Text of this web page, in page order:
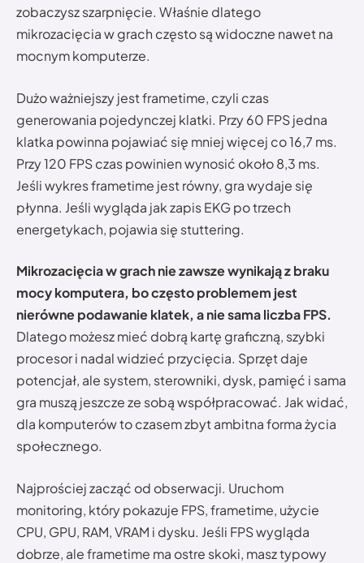
zobaczysz szarpnięcie. Właśnie dlatego
mikrozacięcia w grach często są widoczne nawet na
mocnym komputerze.
Dużo ważniejszy jest frametime, czyli czas
generowania pojedynczej klatki. Przy 60 FPS jedna
klatka powinna pojawiać się mniej więcej co 16,7 ms.
Przy 120 FPS czas powinien wynosić około 8,3 ms.
Jeśli wykres frametime jest równy, gra wydaje się
płynna. Jeśli wygląda jak zapis EKG po trzech
energetykach, pojawia się stuttering.
Mikrozacięcia w grach nie zawsze wynikają z braku
mocy komputera, bo często problemem jest
nierówne podawanie klatek, a nie sama liczba FPS.
Dlatego możesz mieć dobrą kartę graficzną, szybki
procesor i nadal widzieć przycięcia. Sprzęt daje
potencjał, ale system, sterowniki, dysk, pamięć i sama
gra muszą jeszcze ze sobą współpracować. Jak widać,
dla komputerów to czasem zbyt ambitna forma życia
społecznego.
Najprościej zacząć od obserwacji. Uruchom
monitoring, który pokazuje FPS, frametime, użycie
CPU, GPU, RAM, VRAM i dysku. Jeśli FPS wygląda
dobrze, ale frametime ma ostre skoki, masz typowy